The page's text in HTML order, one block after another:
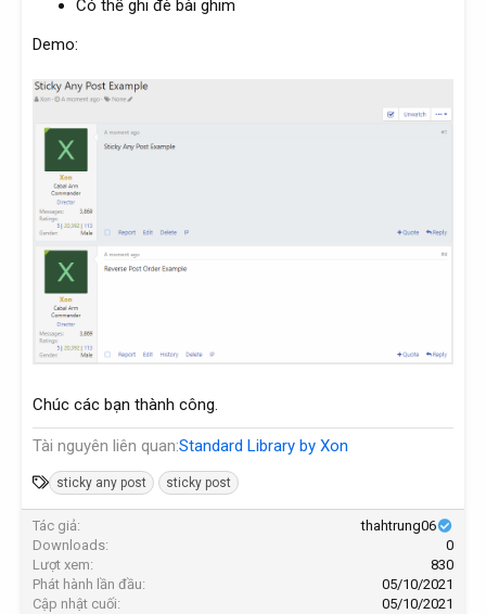
Có thể ghi đè bài ghim
Demo:
Chúc các bạn thành công.
Tài nguyên liên quan Standard Library by Xon
T
ừ
k
h
ó
sticky any post sticky post
Tác giả
thahtrung06
Downloads
0
Lượt xem
830
Phát hành lần đầu
05/10/2021
Cập nhật cuối
05/10/2021